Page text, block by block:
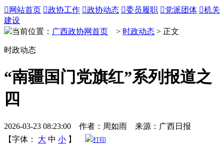
 网站首页 政协工作 政协动态 委员履职 党派团体 机关
建设
当前位置： 广西政协网首页 > 时政动态 > 正文
时政动态
“南疆国门党旗红”系列报道之
四
2026-03-23 08:23:00 作者：周如雨 来源：广西日报
【字体：
大 中 小 】 打印